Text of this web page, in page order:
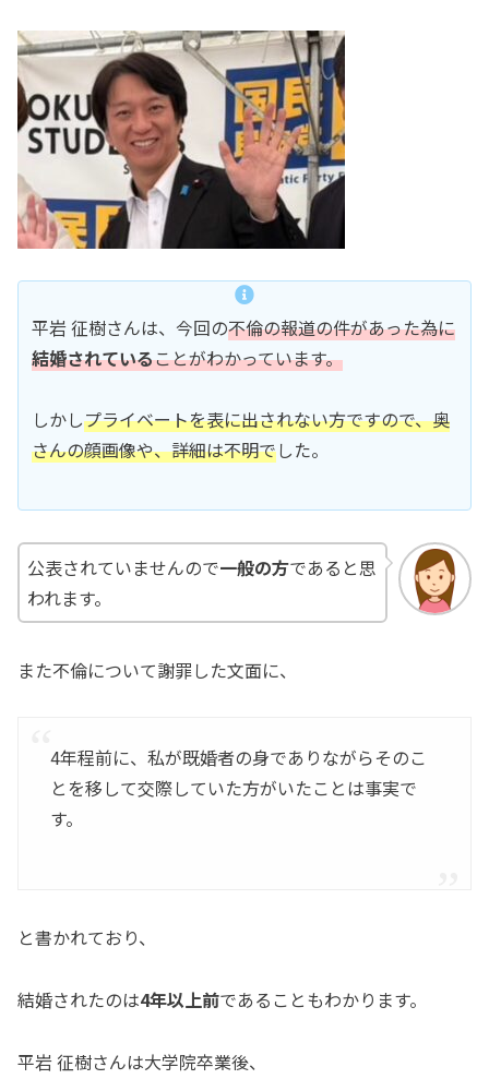
平岩 征樹さんは、今回の不倫の報道の件があった為に
結婚されていることがわかっています。
しかしプライベートを表に出されない方ですので、奥
さんの顔画像や、詳細は不明でした。
公表されていませんので一般の方であると思
われます。
また不倫について謝罪した文面に、
4年程前に、私が既婚者の身でありながらそのこ
とを移して交際していた方がいたことは事実で
す。
と書かれており、
結婚されたのは4年以上前であることもわかります。
平岩 征樹さんは大学院卒業後、